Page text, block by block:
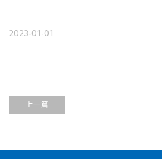
2023-01-01
上一篇